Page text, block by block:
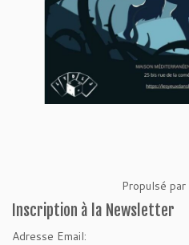
Propulsé par
Inscription à la Newsletter
Adresse Email: